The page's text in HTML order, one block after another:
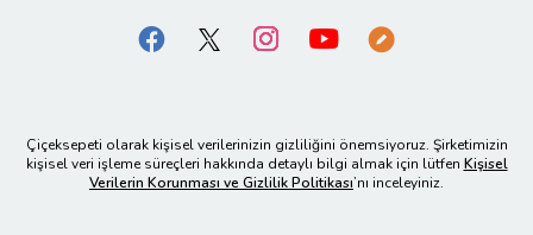
Çiçeksepeti olarak kişisel verilerinizin gizliliğini önemsiyoruz. Şirketimizin
kişisel veri işleme süreçleri hakkında detaylı bilgi almak için lütfen Kişisel
Verilerin Korunması ve Gizlilik Politikası’nı inceleyiniz.